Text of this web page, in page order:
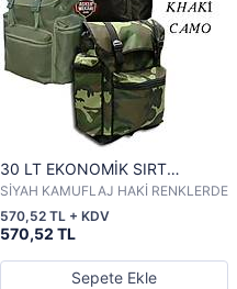
30 LT EKONOMİK SIRT
ÇANTALARI
SİYAH KAMUFLAJ HAKİ RENKLERDE
570,52 TL
570,52 TL + KDV
Sepete Ekle